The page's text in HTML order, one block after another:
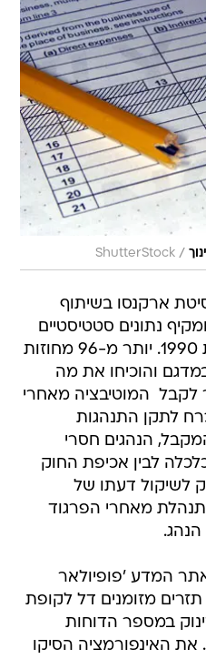
/
ShutterStock
ארקנסו בשיתוף
נתונים סטטיסטיים
במשך 13 שנים החל משנת 1990. יותר מ-96 מחוזות
והוכיחו את מה
לקבל  המוטיבציה מאחרי
לתקן התנהגות
הנהגים חסרי
לבין אכיפת החוק
רק לשיקול דעתו של
מאחרי הפרגוד
המדע 'פופיולאר
תזרים מזומנים דל לקופת
במספר הדוחות
האינפורמציה הסיקו